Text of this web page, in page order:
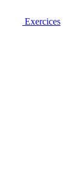
Exercices